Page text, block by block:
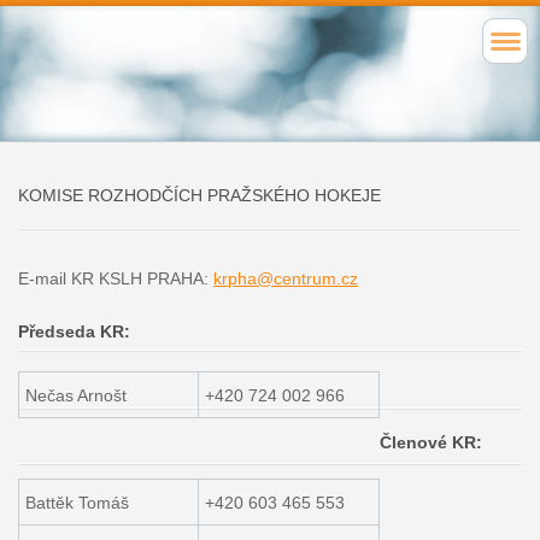
KOMISE ROZHODČÍCH PRAŽSKÉHO HOKEJE
E-mail KR KSLH PRAHA: krpha@centrum.cz
Předseda KR:
Nečas Arnošt +420 724 002 966
Členové KR:
Battěk Tomáš +420 603 465 553